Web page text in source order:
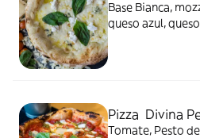
Base Bianca,
queso azul,
Pizza Divina
Tomate, Pesto